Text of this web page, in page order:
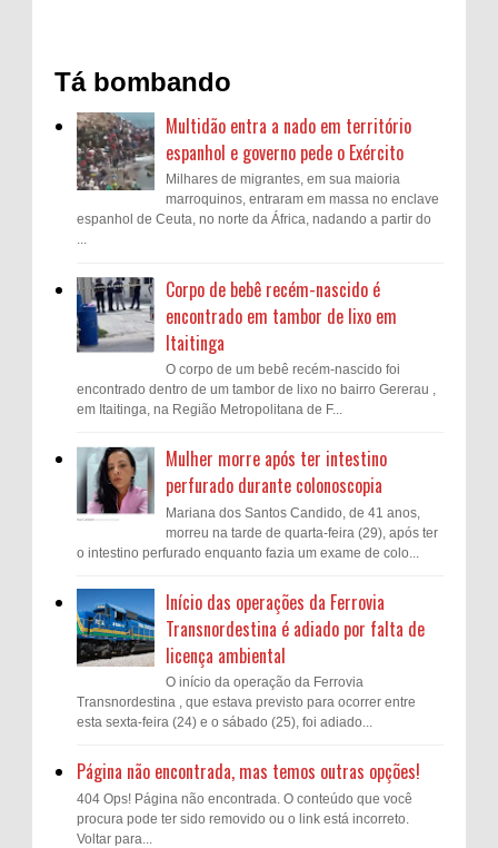
Tá bombando
Multidão entra a nado em território
espanhol e governo pede o Exército
Milhares de migrantes, em sua maioria
marroquinos, entraram em massa no enclave
espanhol de Ceuta, no norte da África, nadando a partir do
...
Corpo de bebê recém-nascido é
encontrado em tambor de lixo em
Itaitinga
O corpo de um bebê recém-nascido foi
encontrado dentro de um tambor de lixo no bairro Gererau ,
em Itaitinga, na Região Metropolitana de F...
Mulher morre após ter intestino
perfurado durante colonoscopia
Mariana dos Santos Candido, de 41 anos,
morreu na tarde de quarta-feira (29), após ter
o intestino perfurado enquanto fazia um exame de colo...
Início das operações da Ferrovia
Transnordestina é adiado por falta de
licença ambiental
O início da operação da Ferrovia
Transnordestina , que estava previsto para ocorrer entre
esta sexta-feira (24) e o sábado (25), foi adiado...
Página não encontrada, mas temos outras opções!
404 Ops! Página não encontrada. O conteúdo que você
procura pode ter sido removido ou o link está incorreto.
Voltar para...